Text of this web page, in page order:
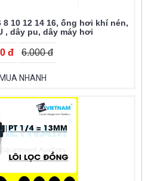
10 12 14 16, ống hơi khí nén,
, dây pu, dây máy hơi
đ 6.000 đ
MUA NHANH